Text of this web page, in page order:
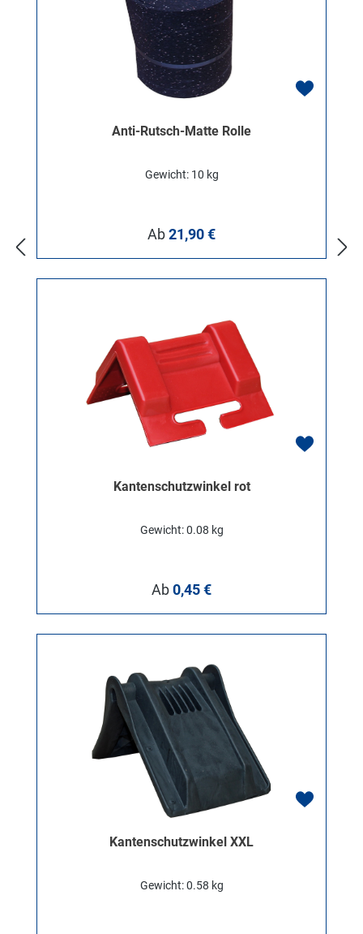
Anti-Rutsch-Matte Rolle
Gewicht: 10 kg
Regulärer Preis:
Ab21,90 €
Kantenschutzwinkel rot
Gewicht: 0.08 kg
Regulärer Preis:
Ab0,45 €
Kantenschutzwinkel XXL
Gewicht: 0.58 kg